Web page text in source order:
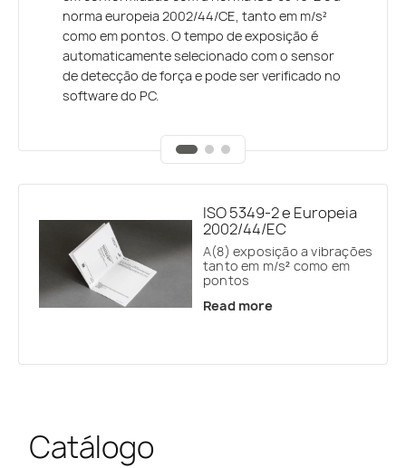
norma europeia 2002/44/CE, tanto em m/s²
como em pontos. O tempo de exposição é
automaticamente selecionado com o sensor
de detecção de força e pode ser verificado no
software do PC.
os sistemas baseados em acelerómetros
piezoeléctricos. O acelerómetro SV 107 TRI-
AXIAL cumpre os requisitos da ISO 5349 e é
usado na palma da mão para que possa ser
usado por baixo de luvas.
vibração SV 107, tornou-se possível obter
automaticamente informações sobre o
período em que a mão está em contacto com
a superfície vibratória e obter o tempo de
exposição diária.
ISO 5349-2 e Europeia
2002/44/EC
A(8) exposição a vibrações
tanto em m/s² como em
pontos
Read more
Catálogo